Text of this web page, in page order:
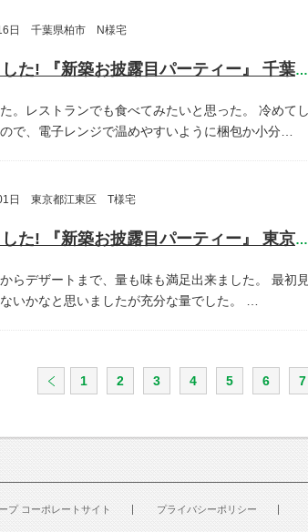
日 千葉県柏市 N様宅
開催しました! 『新築お披露目パーティー』 千葉県柏市 N様宅
。レストランでも食べてみたいと思った。
冷めてし
で、電子レンジで温めやすいように梱包か小分…
日 東京都江東区 T様宅
開催しました! 『新築お披露目パーティー』 東京都江東区 T様宅
らデザートまで、量も味も満足出来ました。
最初見
いかなと思いましたが充分な量でした。
1 2 3 4 5 6 7
プ コーポレートサイト
プライバシーポリシー